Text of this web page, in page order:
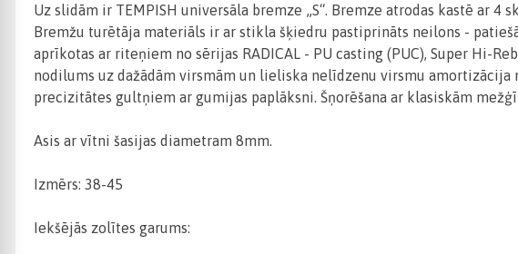
Uz slidām ir TEMPISH universāla bremze „S“. Bremze atrodas kastē ar
Bremžu turētāja materiāls ir ar stikla šķiedru pastiprināts neilons -
aprīkotas ar riteņiem no sērijas RADICAL - PU casting (PUC), Super Hi-
nodilums uz dažādām virsmām un lieliska nelīdzenu virsmu
precizitātes gultņiem ar gumijas paplāksni. Šņorēšana ar klasiskām
Asis ar vītni šasijas diametram 8mm.
Izmērs: 38-45
Iekšējās zolītes garums: